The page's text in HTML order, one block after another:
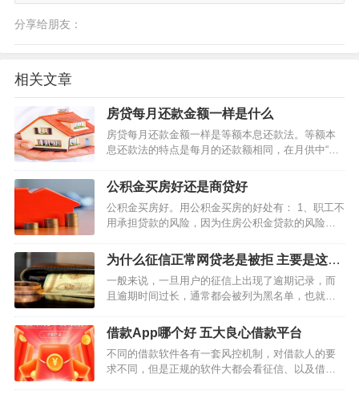
分享给朋友：
相关文章
房贷每月还款金额一样是什么
房贷每月还款金额一样是等额本息还款法。等额本
息还款法的特点是每月的还款额相同，在月供中“本
例大、本金比例小，还款期限过半后逐步转为本金
比例大、利息比例小。所支出的总利息比等额本金
法多，而且贷款期…
公积金买房好还是商贷好
公积金买房好。用公积金买房的好处有： 1、职工不
用承担贷款的风险，因为住房公积金贷款的风险，
比商业贷款低; 3、提前还款且没有违约金。 公积金
买房和商贷买房的区别 1、可购买房屋的类型不同。
…
为什么征信正常网贷老是被拒 主要是这四
点原因
一般来说，一旦用户的征信上出现了逾期记录，而
且逾期时间过长，通常都会被列为黑名单，也就是
贷平台贷款，基本上都会被拒，但是有些用户征信
是正常的，申请网贷却老是被拒，那么这是怎么回
事呢？ 为什…
借款App哪个好 五大良心借款平台
不同的借款软件各有一套风控机制，对借款人的要
求不同，但是正规的软件大都会看征信、以及借款